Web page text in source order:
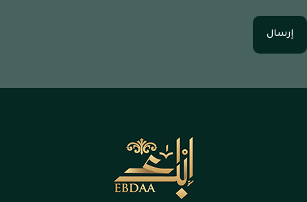
إرسال